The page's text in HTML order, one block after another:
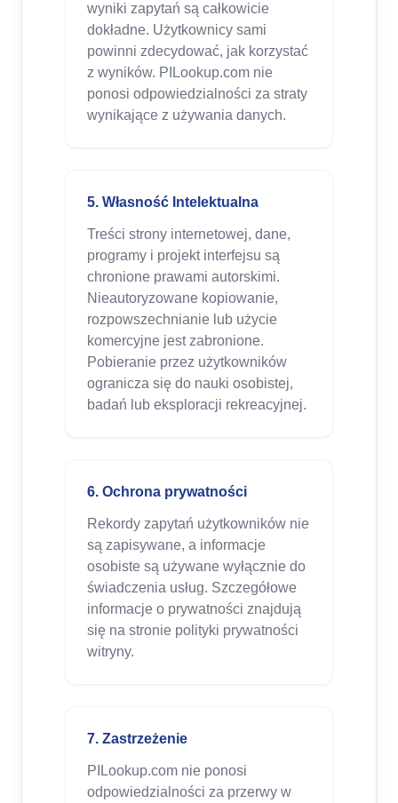
wyniki zapytań są całkowicie
dokładne. Użytkownicy sami
powinni zdecydować, jak korzystać
z wyników. PILookup.com nie
ponosi odpowiedzialności za straty
wynikające z używania danych.
5. Własność Intelektualna
Treści strony internetowej, dane,
programy i projekt interfejsu są
chronione prawami autorskimi.
Nieautoryzowane kopiowanie,
rozpowszechnianie lub użycie
komercyjne jest zabronione.
Pobieranie przez użytkowników
ogranicza się do nauki osobistej,
badań lub eksploracji rekreacyjnej.
6. Ochrona prywatności
Rekordy zapytań użytkowników nie
są zapisywane, a informacje
osobiste są używane wyłącznie do
świadczenia usług. Szczegółowe
informacje o prywatności znajdują
się na stronie polityki prywatności
witryny.
7. Zastrzeżenie
PILookup.com nie ponosi
odpowiedzialności za przerwy w